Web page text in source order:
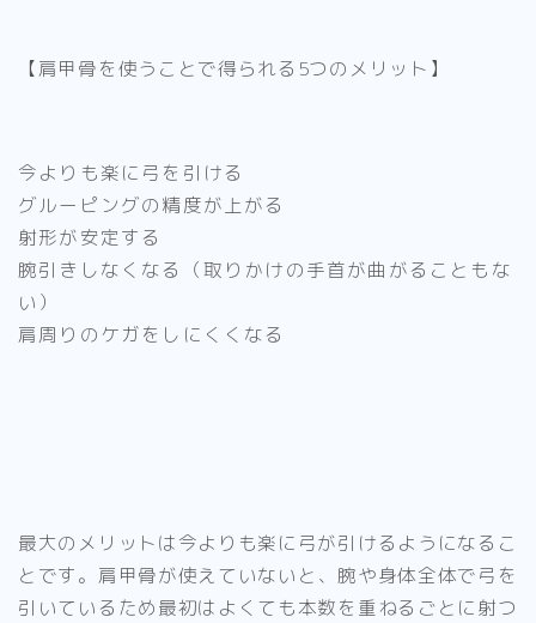
【肩甲骨を使うことで得られる5つのメリット】
今よりも楽に弓を引ける
グルーピングの精度が上がる
射形が安定する
腕引きしなくなる（取りかけの手首が曲がることもな
い）
肩周りのケガをしにくくなる
最大のメリットは今よりも楽に弓が引けるようになるこ
と です。 肩甲骨が使えていないと、腕や身体全体で弓を
引いているため最初はよくても本数を重ねるごとに射つ